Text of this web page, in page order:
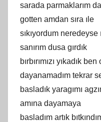
sarada parmaklarım
gotten amdan sıra ıle
sıkıyordum neredeyse
sanırım dusa gırdık
bırbırımızı yıkadık
dayanamadım tekrar
basladık yaragımı
amına dayamaya
basladım artık